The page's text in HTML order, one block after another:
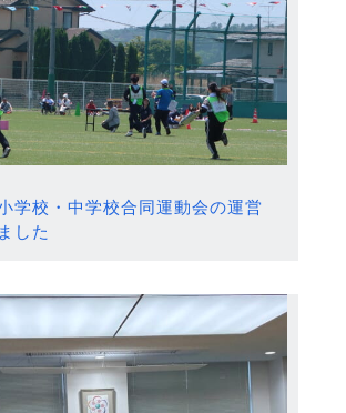
学校・中学校合同運動会の運営
した